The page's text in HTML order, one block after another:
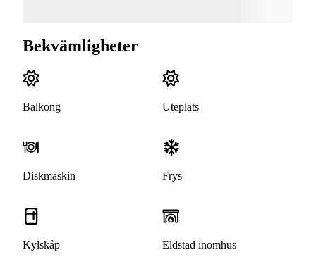
Bekvämligheter
Balkong Uteplats
Diskmaskin Frys
Kylskåp Eldstad inomhus